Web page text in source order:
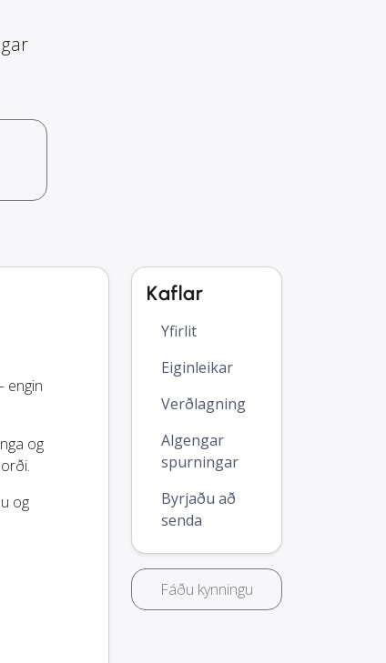
engin
og
og
Kaflar
Yfirlit
Eiginleikar
Verðlagning
Algengar
spurningar
Byrjaðu að
senda
Fáðu kynningu